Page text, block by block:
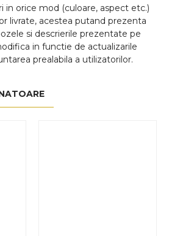
in orice mod (culoare, aspect etc.)
livrate, acestea putand prezenta
si descrierile prezentate pe
in functie de actualizarile
prealabila a utilizatorilor.